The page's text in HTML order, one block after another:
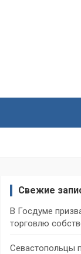
Свежие
В Госдуме
торговлю
Севастопольцы